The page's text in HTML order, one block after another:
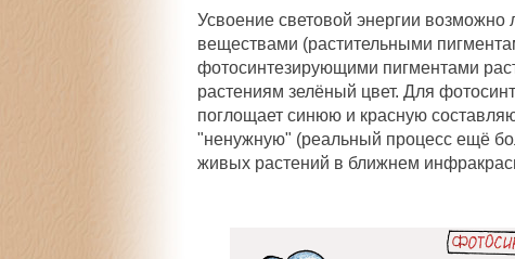
Усвоение световой энергии
веществами (растительными
фотосинтезирующими пигментами
растениям зелёный цвет. Для
поглощает синюю и красную
"ненужную" (реальный процесс ещё
живых растений в ближнем